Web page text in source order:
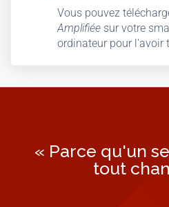
Vous pouvez
Amplifiée sur votre
ordinateur pour l'avoir
« Parce qu'un
tout